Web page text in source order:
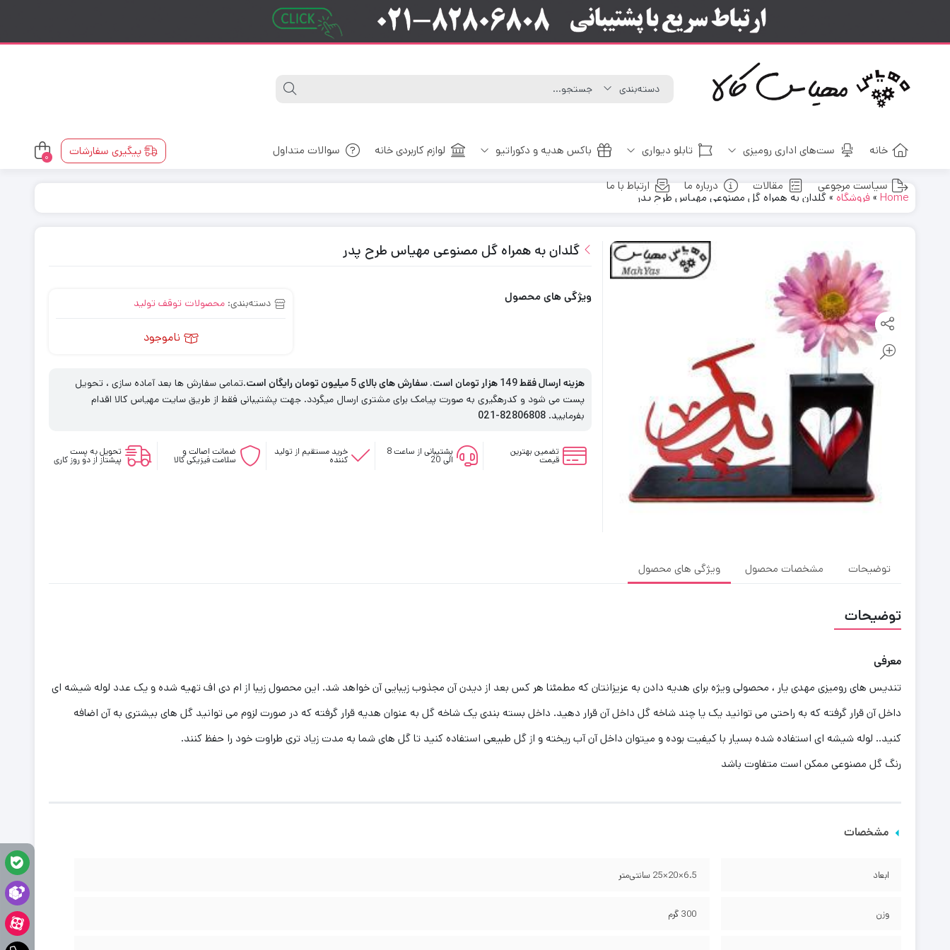
خانه ست‌های اداری رومیزی تابلو دیواری باکس هدیه و دکوراتیو لوازم کاربردی خانه سوالات متداول
سیاست مرجوعی مقالات درباره ما ارتباط با ما
پیگیری سفارشات 0
Home
»فروشگاه »گلدان به همراه گل مصنوعی مهیاس طرح پدر
گلدان به همراه گل مصنوعی مهیاس طرح پدر
ویژگی های محصول دسته‌بندی: محصولات توقف تولید
ناموجود
هزینه ارسال فقط 149 هزار تومان است. سفارش های بالای 5 میلیون تومان رایگان است
.تمامی سفارش ها بعد آماده سازی ، تحویل
پست می شود و کدرهگیری به صورت پیامک برای مشتری ارسال میگردد. جهت پشتیبانی فقط از طریق سایت مهیاس کالا اقدام
بفرمایید. 82806808-021
تضمین بهترین
قیمت
پشتیبانی از ساعت 8
الی 20
خرید مستقیم از تولید
کننده
ضمانت اصالت و
سلامت فیزیکی کالا
تحویل به پست
پیشتاز از دو روز کاری
توضیحات مشخصات محصول ویژگی های محصول
توضیحات
معرفی
تندیس های رومیزی مهدی یار ، محصولی ویژه برای هدیه دادن به عزیزانتان که مطمئنا هر کس بعد از دیدن آن مجذوب زیبایی آن خواهد شد. این محصول زیبا از ام دی اف تهیه شده و یک عدد لوله شیشه ای
داخل آن قرار گرفته که به راحتی می توانید یک یا چند شاخه گل داخل آن قرار دهید. داخل بسته بندی یک شاخه گل به عنوان هدیه قرار گرفته که در صورت لزوم می توانید گل های بیشتری به آن اضافه
کنید.. لوله شیشه ای استفاده شده بسیار با کیفیت بوده و میتوان داخل آن آب ریخته و از گل طبیعی استفاده کنید تا گل های شما به مدت زیاد تری طراوت خود را حفظ کنند.
رنگ گل مصنوعی ممکن است متفاوت باشد
مشخصات
ابعاد 6.5×20×25 سانتی‌متر
وزن 300 گرم